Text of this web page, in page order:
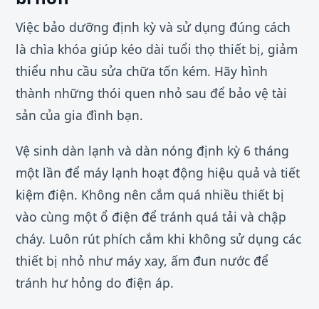
Việc bảo dưỡng định kỳ và sử dụng đúng cách
là chìa khóa giúp kéo dài tuổi thọ thiết bị, giảm
thiểu nhu cầu sửa chữa tốn kém. Hãy hình
thành những thói quen nhỏ sau để bảo vệ tài
sản của gia đình bạn.
Vệ sinh dàn lạnh và dàn nóng định kỳ 6 tháng
một lần để máy lạnh hoạt động hiệu quả và tiết
kiệm điện. Không nên cắm quá nhiều thiết bị
vào cùng một ổ điện để tránh quá tải và chập
cháy. Luôn rút phích cắm khi không sử dụng các
thiết bị nhỏ như máy xay, ấm đun nước để
tránh hư hỏng do điện áp.